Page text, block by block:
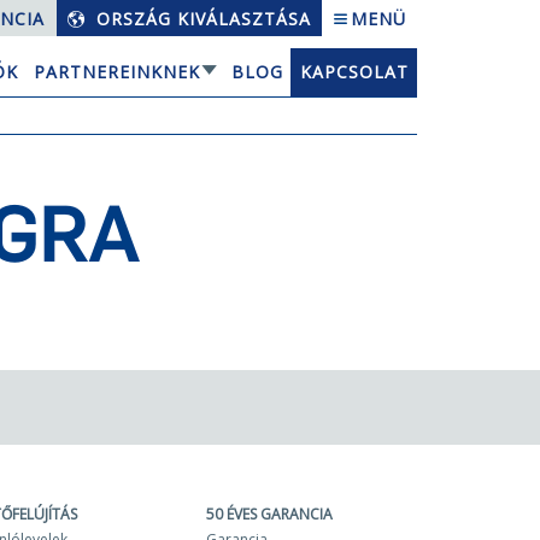
ORSZÁG KIVÁLASZTÁSA MENÜ
PARTNEREINKNEK BLOG
KAPCSOLAT
50 ÉVES GARANCIA